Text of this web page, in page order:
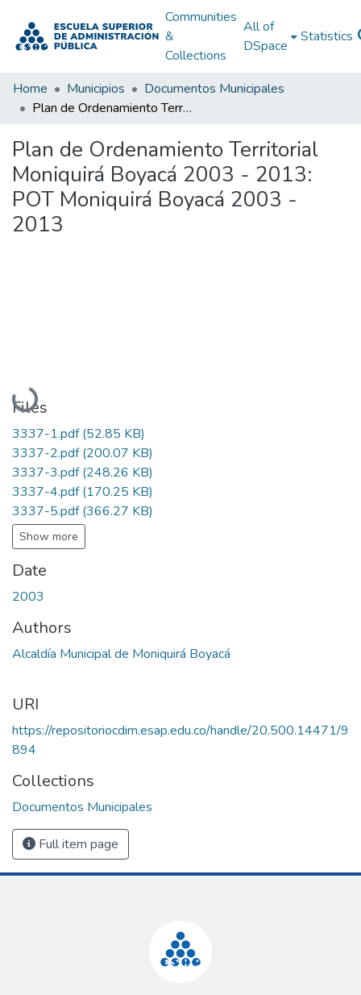
Communities
&
Collections
All of
DSpace
Statistics
Home Municipios
Documentos Municipales
Plan de Ordenamiento Territorial Moniquirá Boyacá 2003 - 2013: POT Moniquirá Boyacá 2003 - 2013
Plan de Ordenamiento Territorial
Moniquirá Boyacá 2003 - 2013:
POT Moniquirá Boyacá 2003 -
2013
Loading...
Files
3337-1.pdf(52.85 KB)
3337-2.pdf(200.07 KB)
3337-3.pdf(248.26 KB)
3337-4.pdf(170.25 KB)
3337-5.pdf(366.27 KB)
Show more
Date
2003
Authors
Alcaldía Municipal de Moniquirá Boyacá
URI
https://repositoriocdim.esap.edu.co/handle/20.500.14471/9
894
Collections
Documentos Municipales
Full item page